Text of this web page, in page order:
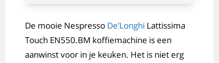
De mooie Nespresso De’Longhi Lattissima
Touch EN550.BM koffiemachine is een
aanwinst voor in je keuken. Het is niet erg